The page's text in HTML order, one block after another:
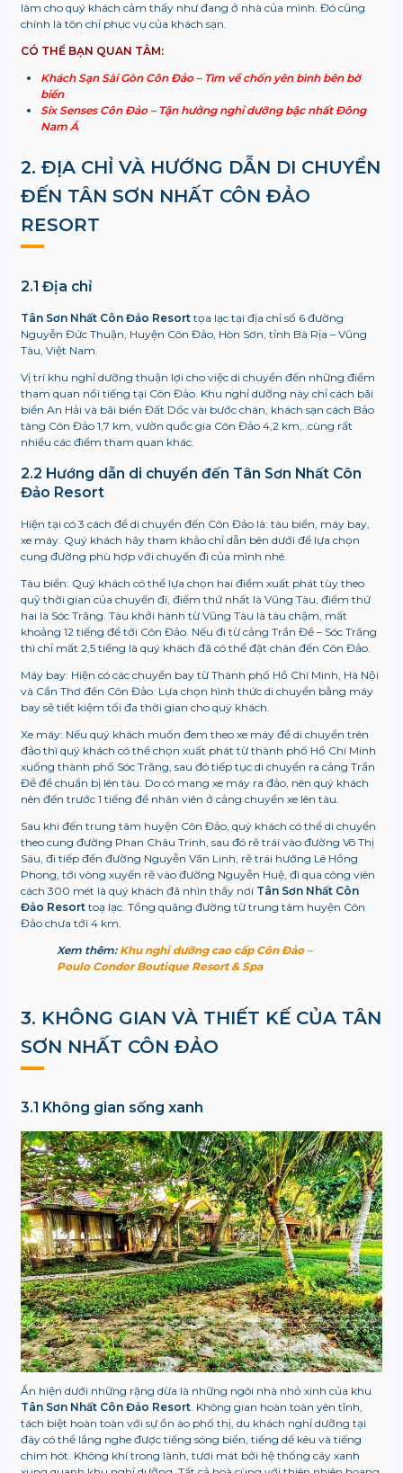
làm cho quý khách cảm thấy như đang ở nhà của mình. Đó cũng
chính là tôn chỉ phục vụ của khách sạn.
CÓ THỂ BẠN QUAN TÂM:
Khách Sạn Sài Gòn Côn Đảo – Tìm về chốn yên bình bên bờ
biển
Six Senses Côn Đảo – Tận hưởng nghỉ dưỡng bậc nhất Đông
Nam Á
2. ĐỊA CHỈ VÀ HƯỚNG DẪN DI CHUYỂN
ĐẾN TÂN SƠN NHẤT CÔN ĐẢO
RESORT
2.1 Địa chỉ
Tân Sơn Nhất Côn Đảo Resorttọa lạc tại địa chỉ số 6 đường
Nguyễn Đức Thuận, Huyện Côn Đảo, Hòn Sơn, tỉnh Bà Rịa – Vũng
Tàu, Việt Nam.
Vị trí khu nghỉ dưỡng thuận lợi cho việc di chuyển đến những điểm
tham quan nổi tiếng tại Côn Đảo. Khu nghỉ dưỡng này chỉ cách bãi
biển An Hải và bãi biển Đất Dốc vài bước chân, khách sạn cách Bảo
tàng Côn Đảo 1,7 km, vườn quốc gia Côn Đảo 4,2 km,..cùng rất
nhiều các điểm tham quan khác.
2.2 Hướng dẫn di chuyển đến Tân Sơn Nhất Côn
Đảo Resort
Hiện tại có 3 cách để di chuyển đến Côn Đảo là: tàu biển, máy bay,
xe máy. Quý khách hãy tham khảo chỉ dẫn bên dưới để lựa chọn
cung đường phù hợp với chuyến đi của mình nhé.
Tàu biển: Quý khách có thể lựa chọn hai điểm xuất phát tùy theo
quỹ thời gian của chuyến đi, điểm thứ nhất là Vũng Tàu, điểm thứ
hai là Sóc Trăng. Tàu khởi hành từ Vũng Tàu là tàu chậm, mất
khoảng 12 tiếng để tới Côn Đảo. Nếu đi từ cảng Trần Đề – Sóc Trăng
thì chỉ mất 2,5 tiếng là quý khách đã có thể đặt chân đến Côn Đảo.
Máy bay: Hiện có các chuyến bay từ Thành phố Hồ Chí Minh, Hà Nội
và Cần Thơ đến Côn Đảo. Lựa chọn hình thức di chuyển bằng máy
bay sẽ tiết kiệm tối đa thời gian cho quý khách.
Xe máy: Nếu quý khách muốn đem theo xe máy để di chuyển trên
đảo thì quý khách có thể chọn xuất phát từ thành phố Hồ Chí Minh
xuống thành phố Sóc Trăng, sau đó tiếp tục di chuyển ra cảng Trần
Đề để chuẩn bị lên tàu. Do có mang xe máy ra đảo, nên quý khách
nên đến trước 1 tiếng để nhân viên ở cảng chuyển xe lên tàu.
Sau khi đến trung tâm huyện Côn Đảo, quý khách có thể di chuyển
theo cung đường Phan Châu Trinh, sau đó rẽ trái vào đường Võ Thị
Sáu, đi tiếp đến đường Nguyễn Văn Linh, rẽ trái hướng Lê Hồng
Phong, tới vòng xuyến rẽ vào đường Nguyễn Huệ, đi qua công viên
cách 300 mét là quý khách đã nhìn thấy nơi Tân Sơn Nhất Côn
Đảo Resort toạ lạc. Tổng quãng đường từ trung tâm huyện Côn
Đảo chưa tới 4 km.
Xem thêm: Khu nghỉ dưỡng cao cấp Côn Đảo –
Poulo Condor Boutique Resort & Spa
3. KHÔNG GIAN VÀ THIẾT KẾ CỦA TÂN
SƠN NHẤT CÔN ĐẢO
3.1 Không gian sống xanh
Ẩn hiện dưới những rặng dừa là những ngôi nhà nhỏ xinh của khu
Tân Sơn Nhất Côn Đảo Resort. Không gian hoàn toàn yên tĩnh,
tách biệt hoàn toàn với sự ồn ào phố thị, du khách nghỉ dưỡng tại
đây có thể lắng nghe được tiếng sóng biển, tiếng dế kêu và tiếng
chim hót. Không khí trong lành, tươi mát bởi hệ thống cây xanh